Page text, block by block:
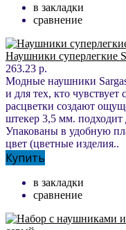
в закладки
сравнение
Наушники суперлегкие
263.23 р.
Модные наушники
и для тех, кто
расцветки создают
штекер 3,5 мм. подходит
Упакованы в удобную
цвет (цветные изделия..
Купить
в закладки
сравнение